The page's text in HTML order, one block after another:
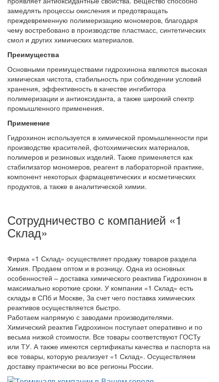
замедлять процессы окисления и предотвращать
преждевременную полимеризацию мономеров, благодаря
чему востребовано в производстве пластмасс, синтетических
смол и других химических материалов.
Преимущества
Основными преимуществами гидрохинона являются высокая
химическая чистота, стабильность при соблюдении условий
хранения, эффективность в качестве ингибитора
полимеризации и антиоксиданта, а также широкий спектр
промышленного применения.
Применение
Гидрохинон используется в химической промышленности при
производстве красителей, фотохимических материалов,
полимеров и резиновых изделий. Также применяется как
стабилизатор мономеров, реагент в лабораторной практике,
компонент некоторых фармацевтических и косметических
продуктов, а также в аналитической химии.
Сотрудничество с компанией «1
Склад»
Фирма «1 Склад» осуществляет продажу товаров раздела
Химия. Продаем оптом и в розницу. Одна из основных
особенностей – доставка химического реактива Гидрохинон в
максимально короткие сроки. У компании «1 Склад» есть
склады в СПб и Москве, За счет чего поставка химических
реактивов осуществляется быстро.
Работаем напрямую с заводами производителями.
Химический реактив Гидрохинон поступает оперативно и по
весьма низкой стоимости. Все товары соответствуют ГОСТу
или ТУ. А также имеются сертификаты качества и паспорта на
все товары, которую реализует «1 Склад». Осуществляем
доставку практически во все регионы России.